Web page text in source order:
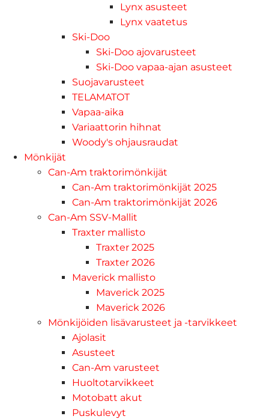
Lynx asusteet
Lynx vaatetus
Ski-Doo
Ski-Doo ajovarusteet
Ski-Doo vapaa-ajan asusteet
Suojavarusteet
TELAMATOT
Vapaa-aika
Variaattorin hihnat
Woody's ohjausraudat
Mönkijät
Can-Am traktorimönkijät
Can-Am traktorimönkijät 2025
Can-Am traktorimönkijät 2026
Can-Am SSV-Mallit
Traxter mallisto
Traxter 2025
Traxter 2026
Maverick mallisto
Maverick 2025
Maverick 2026
Mönkijöiden lisävarusteet ja -tarvikkeet
Ajolasit
Asusteet
Can-Am varusteet
Huoltotarvikkeet
Motobatt akut
Puskulevyt